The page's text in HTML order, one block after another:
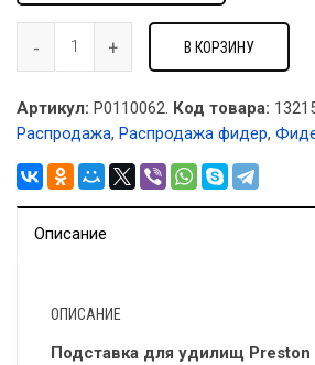
В КОРЗИНУ
Артикул: P0110062. Код товара:
Распродажа, Распродажа фидер,
Описание
ОПИСАНИЕ
Подставка для удилищ